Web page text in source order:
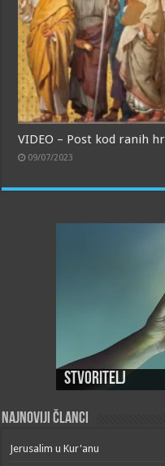
VIDEO – Post kod ranih
09/07/2023
Stvoritelj
Najnoviji članci
Jerusalim u Kur'anu